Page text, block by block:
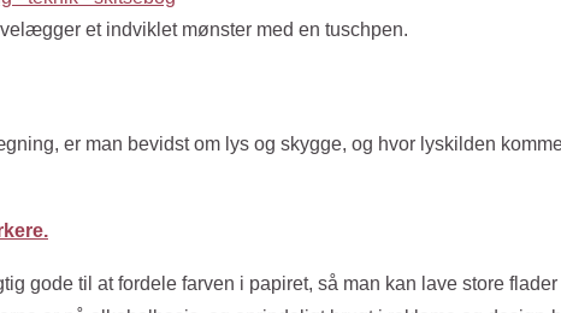
er man bevidst om lys og skygge, og hvor lyskilden
gode til at fordele farven i papiret, så man kan lave store